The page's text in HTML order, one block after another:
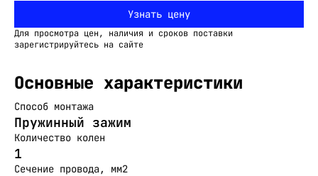
Контакты
Узнать цену
Для просмотра цен, наличия и сроков поставки
зарегистрируйтесь на сайте
Основные характеристики
Способ монтажа
Пружинный зажим
Количество колен
1
Сечение провода, мм2